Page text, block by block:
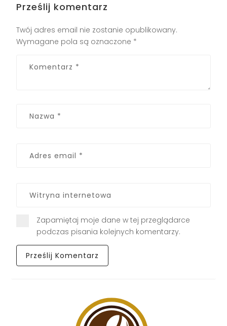
Prześlij komentarz
Twój adres email nie zostanie opublikowany.
Wymagane pola są oznaczone *
Zapamiętaj moje dane w tej przeglądarce
podczas pisania kolejnych komentarzy.